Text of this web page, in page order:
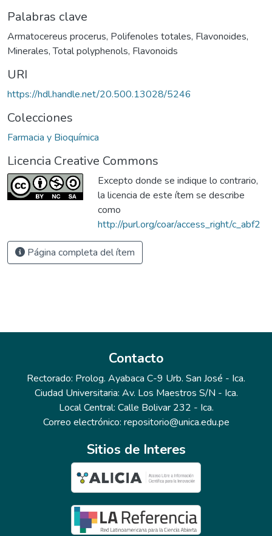
Palabras clave
Armatocereus procerus, Polifenoles totales, Flavonoides,
Minerales,Total polyphenols, Flavonoids
URI
https://hdl.handle.net/20.500.13028/5246
Colecciones
Farmacia y Bioquímica
Licencia Creative Commons
Excepto donde se indique lo contrario,
la licencia de este ítem se describe
como
http://purl.org/coar/access_right/c_abf2
Página completa del ítem
Contacto
Rectorado: Prolog. Ayabaca C-9 Urb. San José - Ica.
Ciudad Universitaria: Av. Los Maestros S/N - Ica.
Local Central: Calle Bolivar 232 - Ica.
Correo electrónico: repositorio@unica.edu.pe
Sitios de Interes